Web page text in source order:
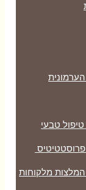
טבעי
המלצות מלקוחות